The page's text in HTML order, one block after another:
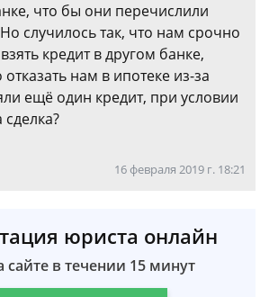
что бы они перечислили
случилось так, что нам срочно
кредит в другом банке,
нам в ипотеке из-за
ещё один кредит, при условии
16 февраля 2019 г. 18:21
юриста онлайн
сайте в течении 15 минут